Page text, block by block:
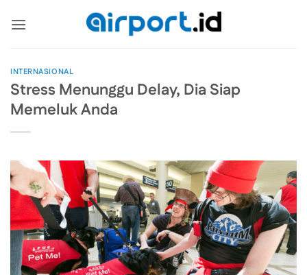
INTERNASIONAL
Stress Menunggu Delay, Dia Siap
Memeluk Anda